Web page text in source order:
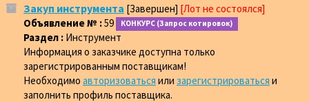
Закуп инструмента [Завершен] [Лот не состоялся]
Объявление № :59 КОНКУРС (Запрос котировок)
Раздел : Инструмент
Информация о заказчике доступна только
зарегистрированным поставщикам!
Необходимо авторизоваться или зарегистрироваться и
заполнить профиль поставщика.